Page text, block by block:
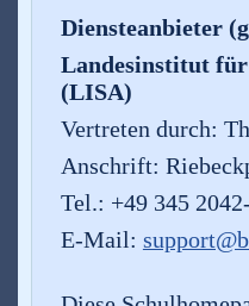
Diensteanbieter
Landesinstitut
(LISA)
Vertreten durch:
Anschrift:
Tel.: +49 345
E-Mail: